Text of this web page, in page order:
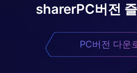
sharerPC버전
PC버전 다운